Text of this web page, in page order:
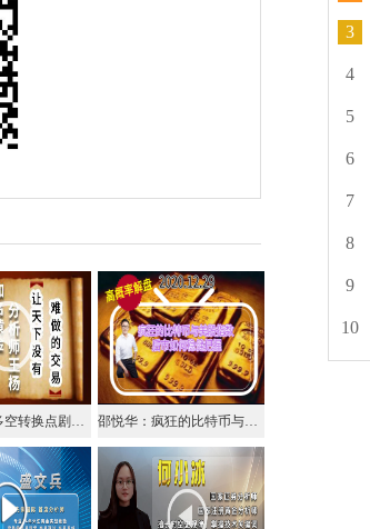
王杨：黄金多空转换点剧烈震荡，早盘关注1885压力！ 邵悦华：疯狂的比特币与美股指数，后市如何稳健把握
3
4
5
6
7
8
9
10